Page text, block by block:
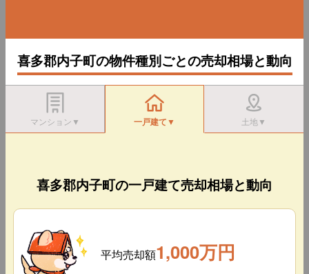
喜多郡内子町の物件種別ごとの売却相場と動向
マンション▼ 一戸建て▼ 土地▼
喜多郡内子町の一戸建て売却相場と動向
平均売却額1,000万円